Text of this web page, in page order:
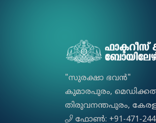
"സുരക്ഷാ ഭവൻ"
കുമാരപുരം,
തിരുവനന്തപുരം,
ഫോൺ: +91-471-